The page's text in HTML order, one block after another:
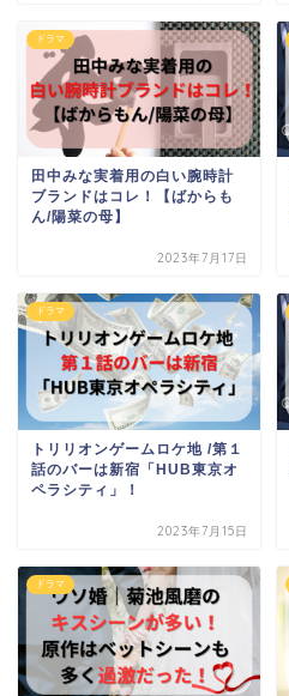
ドラマ
田中みな実着用の白い腕時計
ブランドはコレ！【ばからも
ん/陽菜の母】
2023年7月17日
ドラマ
トリリオンゲームロケ地 /第１
話のバーは新宿「HUB東京オ
ペラシティ」！
2023年7月15日
ドラマ